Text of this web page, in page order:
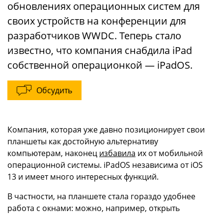
обновлениях операционных систем для
своих устройств на конференции для
разработчиков WWDC. Теперь стало
известно, что компания снабдила iPad
собственной операционкой — iPadOS.
Обсудить
Компания, которая уже давно позиционирует свои
планшеты как достойную альтернативу
компьютерам, наконец избавила их от мобильной
операционной системы. iPadOS независима от iOS
13 и имеет много интересных функций.
В частности, на планшете стала гораздо удобнее
работа с окнами: можно, например, открыть